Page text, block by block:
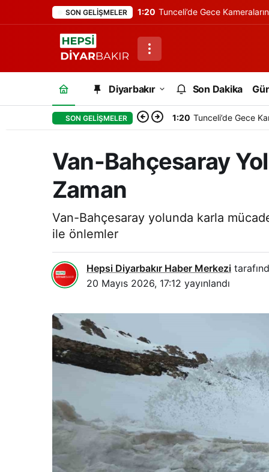
SON GELIŞMELER 1:20 Tunceli’de Gece
Diyarbakır Son Dakika
SON GELIŞMELER 1:20 Tunceli’de Gece
Van-Bahçesaray
Zaman
Van-Bahçesaray yolunda karla
ile önlemler
Hepsi Diyarbakır Haber Merkezi
20 Mayıs 2026, 17:12 yayınlandı